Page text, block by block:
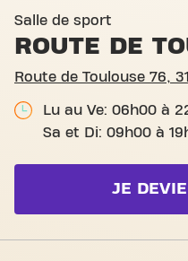
Salle de sport
ROUTE DE
Route de Toulouse 76,
Lu au Ve: 06h00 à
Sa et Di: 09h00 à
JE